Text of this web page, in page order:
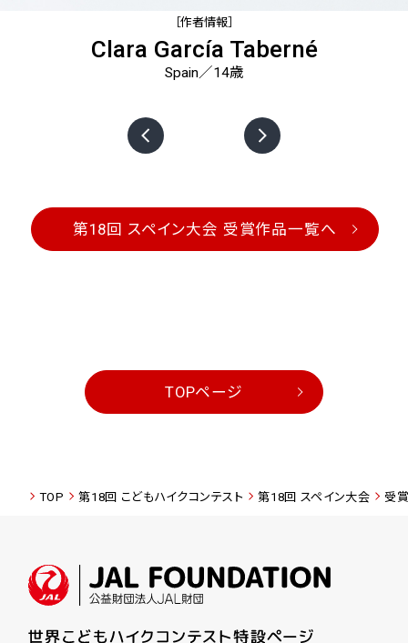
［作者情報］
Clara García Taberné
Spain／14歳
第18回 スペイン大会 受賞作品一覧へ
TOPページ
TOP 第18回 こどもハイクコンテスト 第18回 スペイン大会 受